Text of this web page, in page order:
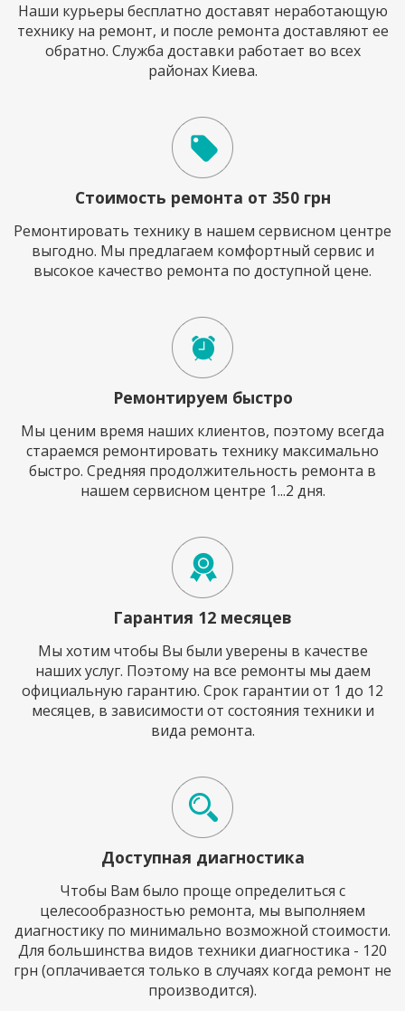
Наши курьеры бесплатно доставят неработающую
технику на ремонт, и после ремонта доставляют ее
обратно. Служба доставки работает во всех
районах Киева.
Стоимость ремонта от 350 грн
Ремонтировать технику в нашем сервисном центре
выгодно. Мы предлагаем комфортный сервис и
высокое качество ремонта по доступной цене.
Ремонтируем быстро
Мы ценим время наших клиентов, поэтому всегда
стараемся ремонтировать технику максимально
быстро. Средняя продолжительность ремонта в
нашем сервисном центре 1...2 дня.
Гарантия 12 месяцев
Мы хотим чтобы Вы были уверены в качестве
наших услуг. Поэтому на все ремонты мы даем
официальную гарантию. Срок гарантии от 1 до 12
месяцев, в зависимости от состояния техники и
вида ремонта.
Доступная диагностика
Чтобы Вам было проще определиться с
целесообразностью ремонта, мы выполняем
диагностику по минимально возможной стоимости.
Для большинства видов техники диагностика - 120
грн (оплачивается только в случаях когда ремонт не
производится).